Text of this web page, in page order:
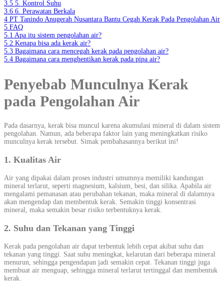
3.5 5. Kontrol Suhu
3.6 6. Perawatan Berkala
4 PT Tanindo Anugerah Nusantara Bantu Cegah Kerak Pada Pengolahan Air
5 FAQ
5.1 Apa itu sistem pengolahan air?
5.2 Kenapa bisa ada kerak air?
5.3 Bagaimana cara mencegah kerak pada pengolahan air?
5.4 Bagaimana cara menghentikan kerak pada pipa air?
Penyebab Munculnya Kerak
pada Pengolahan Air
Pada dasarnya, kerak bisa muncul karena akumulasi mineral di dalam sistem
pengolahan. Namun, ada beberapa faktor lain yang meningkatkan risiko
munculnya kerak tersebut. Simak pembahasannya berikut ini!
1. Kualitas Air
Air yang dipakai dalam proses industri umumnya memiliki kandungan
mineral terlarut, seperti magnesium, kalsium, besi, dan silika. Apabila air
mengalami pemanasan atau perubahan tekanan, maka mineral di dalamnya
akan mengendap dan membentuk kerak. Semakin tinggi konsentrasi
mineral, maka semakin besar risiko terbentuknya kerak.
2. Suhu dan Tekanan yang Tinggi
Kerak pada pengolahan air dapat terbentuk lebih cepat akibat suhu dan
tekanan yang tinggi. Saat suhu meningkat, kelarutan dari beberapa mineral
menurun, sehingga pengendapan jadi semakin cepat. Tekanan tinggi juga
membuat air menguap, sehingga mineral terlarut tertinggal dan membentuk
kerak.